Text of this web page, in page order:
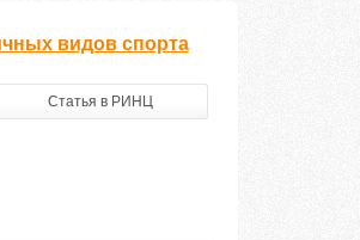
видов спорта
Статья в РИНЦ